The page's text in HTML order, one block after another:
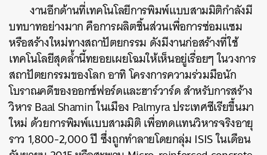
งานอีกด้านที่เทคโนโลยีการพิมพ์แบบสามมิติกำลังมี
บทบาทอย่างมาก คือการผลิตชิ้นส่วนเพื่อการซ่อมแซม
หรือสร้างใหม่ทางสถาปัตยกรรม ดังมีงานก่อสร้างที่ใช้
เทคโนโลยีสุดล้ำนี้ทยอยเผยโฉมให้เห็นอยู่เรื่อยๆ ในวงการ
สถาปัตยกรรมของโลก อาทิ โครงการความร่วมมือนัก
โบราณคดีของออกซ์ฟอร์ดและฮาร์วาร์ด สำหรับการสร้าง
วิหาร Baal Shamin ในเมือง Palmyra ประเทศซีเรียขึ้นมา
ใหม่ ด้วยการพิมพ์แบบสามมิติ เพื่อทดแทนวิหารจริงอายุ
ราว 1,800-2,000 ปี ซึ่งถูกทำลายโดยกลุ่ม ISIS ในเดือน